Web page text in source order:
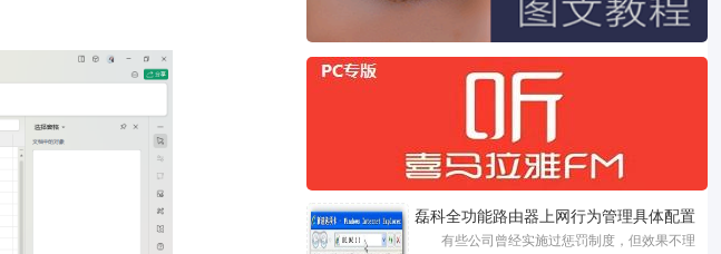
磊科全功能路由器上网行为管理具体配置
有些公司曾经实施过惩罚制度，但效果不理